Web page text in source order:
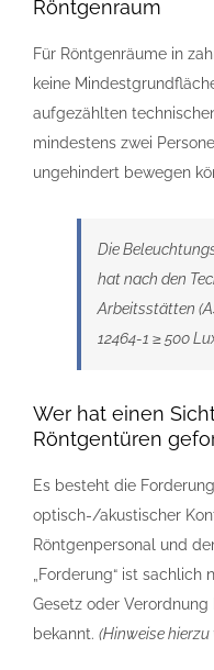
Röntgenraum
Für Röntgenräume in
keine
aufgezählten
mindestens zwei
ungehindert bewegen
Die
hat nach den
Arbeitsstätten
12464-1 ≥ 500
Wer hat einen
Röntgentüren
Es besteht die
optisch-/akustischer
Röntgenpersonal und
„Forderung“ ist
Gesetz oder
bekannt. (Hinweise